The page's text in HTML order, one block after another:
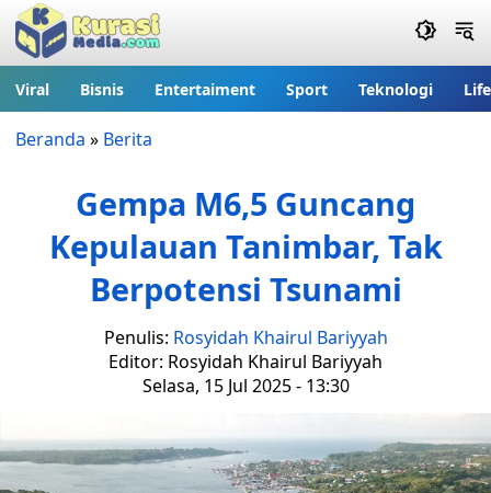
Viral Bisnis Entertaiment Sport Teknologi
Beranda » Berita
Gempa M6,5 Guncang
Kepulauan Tanimbar, Tak
Berpotensi Tsunami
Penulis: Rosyidah Khairul Bariyyah
Editor: Rosyidah Khairul Bariyyah
Selasa, 15 Jul 2025 - 13:30